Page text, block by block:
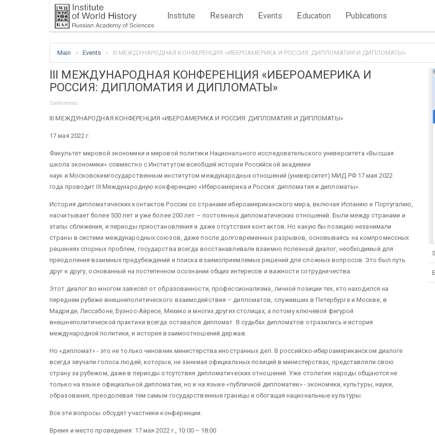
Institute Research Events Education Publications
Main Events III МЕЖДУНАРОДНАЯ КОНФЕРЕНЦИЯ «ИБЕРОАМЕРИКА И РОССИЯ: ДИПЛОМАТИЯ И ДИПЛОМАТЫ»
III МЕЖДУНАРОДНАЯ КОНФЕРЕНЦИЯ «ИБЕРОАМЕРИКА И
РОССИЯ: ДИПЛОМАТИЯ И ДИПЛОМАТЫ»
Conferences
III МЕЖДУНАРОДНАЯ КОНФЕРЕНЦИЯ «ИБЕРОАМЕРИКА И РОССИЯ: ДИПЛОМАТИЯ И ДИПЛОМАТЫ»
17 мая 2022 г.
Факультет мировой экономики и мировой политики Национального исследовательского университета «Высшая
школа экономики» совместно с Институтом всеобщей истории Российской академии
наук и Московскимгосударственным институтом международных отношений (университет) МИД РФ 17 мая 2022
года проводит III Международную конференцию «Ибероамерика и Россия: дипломатия и дипломаты».
История дипломатических контактов России со странами ибероамериканского мира, включая Испанию и Португалию,
насчитывает более 500 лет и уже более 200 лет – постоянных дипломатических отношений. Были между странами и
этапы сближения, и периоды приостановления и даже отсутствия контактов. Но какую бы позицию незанимали
страны в системе международных союзов, даже после долговременных разрывов, основываясь на компромиссных
решениях спорных проблем, государства всегда восстанавливали взаимно полезный диалог, необходимый для
преодоления взаимных предубеждений и поиска взаимоприемлемых решений для сложных вопросов. Это был путь
друг к другу, основанный на постепенном осознании общих интересов и важности сотрудничества.
Этот диалог во многом зависел от образованности, профессионализма, личной позиции тех, кто находился на
переднем рубеже внешнеполитического взаимодействия – дипломатов, служивших в Петербурге и Москве, в
Мадриде, Лиссабоне, Буэнос-Айресе, Мехико и многих других столицах, а потому ключевой фигурой
внешнеполитической практики всегда оставался дипломат. В судьбах дипломатов отразились и история
международной политики, и история взаимоотношений держав.
Но «дипломат» - это не только чиновник министерства иностранных дел. В российско-иберoaмериканском диалоге
всегда звучали голоса людей, которые, не занимая официальных позиций в министерствах, представляли свою
страну за рубежом, даже в периоды отсутствия дипломатических отношений. Уже столетия народы общаются не
только на языке официальной дипломатии, но и на языке «публичной дипломатии» - экономики, культуры, науки,
образования, преодолевая тем самым государственные границы и обогащая национальные культуры.
Все эти вопросы обсудят участники конференции.
Время и место проведения: 17 мая 2022 г., 10:00 – 18:00